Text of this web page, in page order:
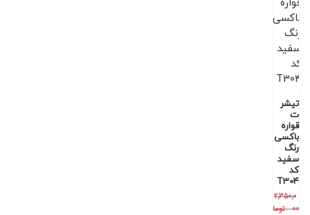
تیشر
ت
قواره
باکسی
رنگ
سفید
کد
T304
2,350,0
00
توما